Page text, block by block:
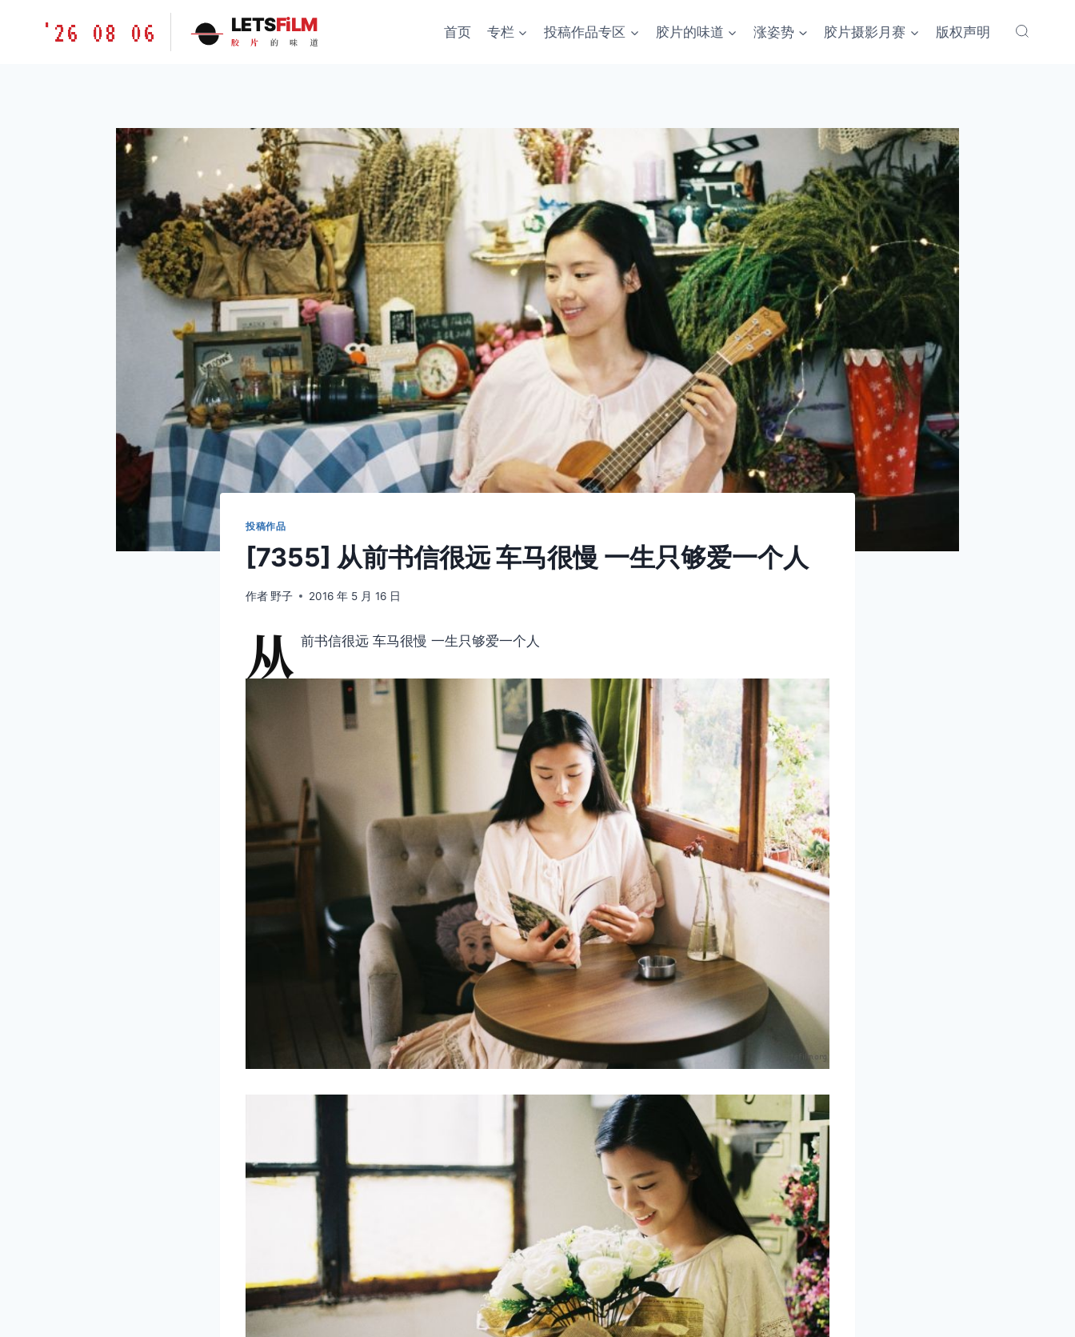
胶'26 08 06 LETSFiLM
胶 片 的 味 道
首页 专栏 投稿作品专区 胶片的味道 涨姿势 胶片摄影月赛 版权声明
投稿作品
[7355] 从前书信很远 车马很慢 一生只够爱一个人
作者 野子 2016 年 5 月 16 日
从 前书信很远 车马很慢 一生只够爱一个人